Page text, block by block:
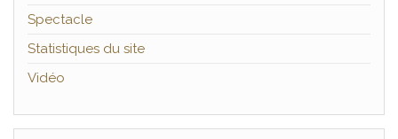
Spectacle
Statistiques du site
Vidéo